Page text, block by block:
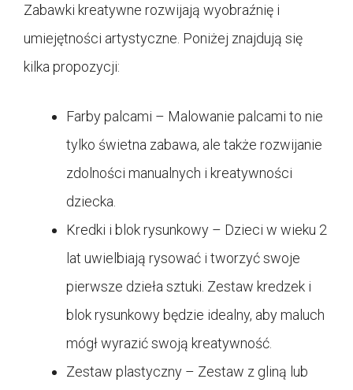
Zabawki kreatywne rozwijają wyobraźnię i
umiejętności artystyczne. Poniżej znajdują się
kilka propozycji:
Farby palcami – Malowanie palcami to nie
tylko świetna zabawa, ale także rozwijanie
zdolności manualnych i kreatywności
dziecka.
Kredki i blok rysunkowy – Dzieci w wieku 2
lat uwielbiają rysować i tworzyć swoje
pierwsze dzieła sztuki. Zestaw kredzek i
blok rysunkowy będzie idealny, aby maluch
mógł wyrazić swoją kreatywność.
Zestaw plastyczny – Zestaw z gliną lub